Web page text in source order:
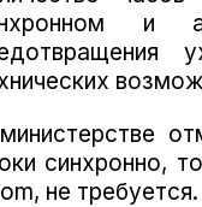
и
синхронно,
не требуется.